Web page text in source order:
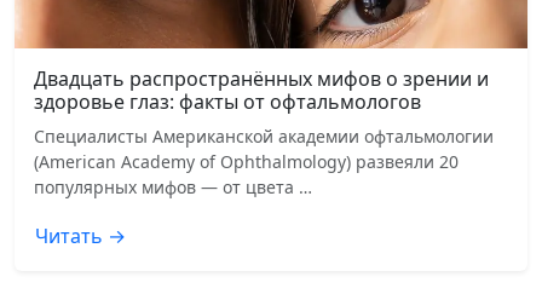
Двадцать распространённых мифов о зрении и
здоровье глаз: факты от офтальмологов
Специалисты Американской академии офтальмологии
(American Academy of Ophthalmology) развеяли 20
популярных мифов — от цвета …
Читать →